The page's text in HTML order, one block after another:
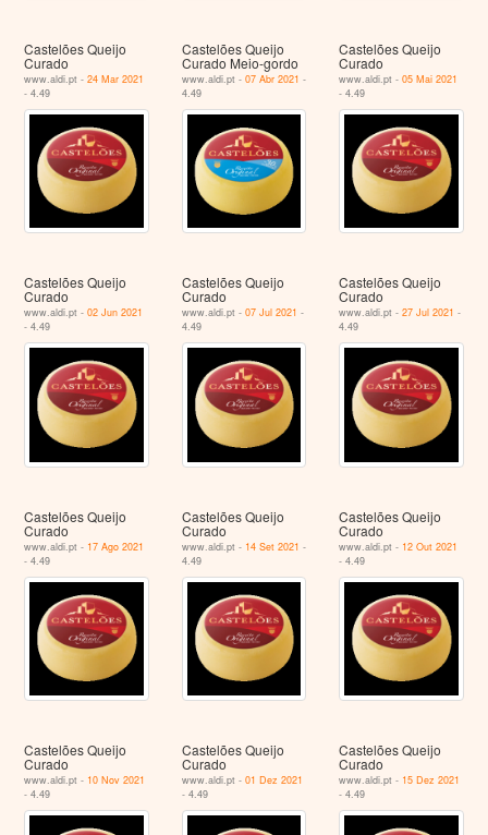
Castelões Queijo
Curado
www.aldi.pt -24 Mar 2021
- 4.49
Castelões Queijo
Curado Meio-gordo
www.aldi.pt - 07 Abr 2021 -
4.49
Castelões Queijo
Curado
www.aldi.pt -05 Mai 2021
- 4.49
Castelões Queijo
Curado
www.aldi.pt -02 Jun 2021
- 4.49
Castelões Queijo
Curado
www.aldi.pt - 07 Jul 2021 -
4.49
Castelões Queijo
Curado
www.aldi.pt -27 Jul 2021 -
4.49
Castelões Queijo
Curado
www.aldi.pt - 17 Ago 2021
- 4.49
Castelões Queijo
Curado
www.aldi.pt - 14 Set 2021 -
4.49
Castelões Queijo
Curado
www.aldi.pt - 12 Out 2021
- 4.49
Castelões Queijo
Curado
www.aldi.pt - 10 Nov 2021
- 4.49
Castelões Queijo
Curado
www.aldi.pt - 01 Dez 2021
- 4.49
Castelões Queijo
Curado
www.aldi.pt - 15 Dez 2021
- 4.49